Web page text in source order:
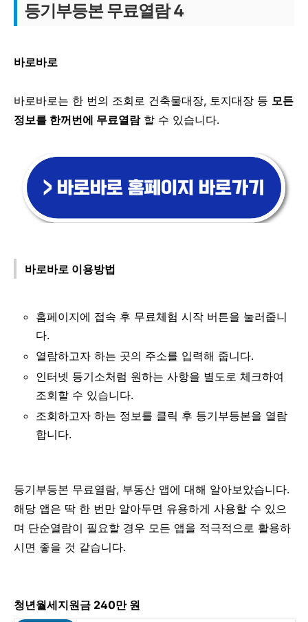
등기부등본 무료열람 4
바로바로
바로바로는 한 번의 조회로 건축물대장, 토지대장 등 모든
정보를 한꺼번에 무료열람할 수 있습니다.
바로바로 이용방법
홈페이지에 접속 후 무료체험 시작 버튼을 눌러줍니
다.
열람하고자 하는 곳의 주소를 입력해 줍니다.
인터넷 등기소처럼 원하는 사항을 별도로 체크하여
조회할 수 있습니다.
조회하고자 하는 정보를 클릭 후 등기부등본을 열람
합니다.
등기부등본 무료열람, 부동산 앱에 대해 알아보았습니다.
해당 앱은 딱 한 번만 알아두면 유용하게 사용할 수 있으
며 단순열람이 필요할 경우 모든 앱을 적극적으로 활용하
시면 좋을 것 같습니다.
청년월세지원금 240만 원